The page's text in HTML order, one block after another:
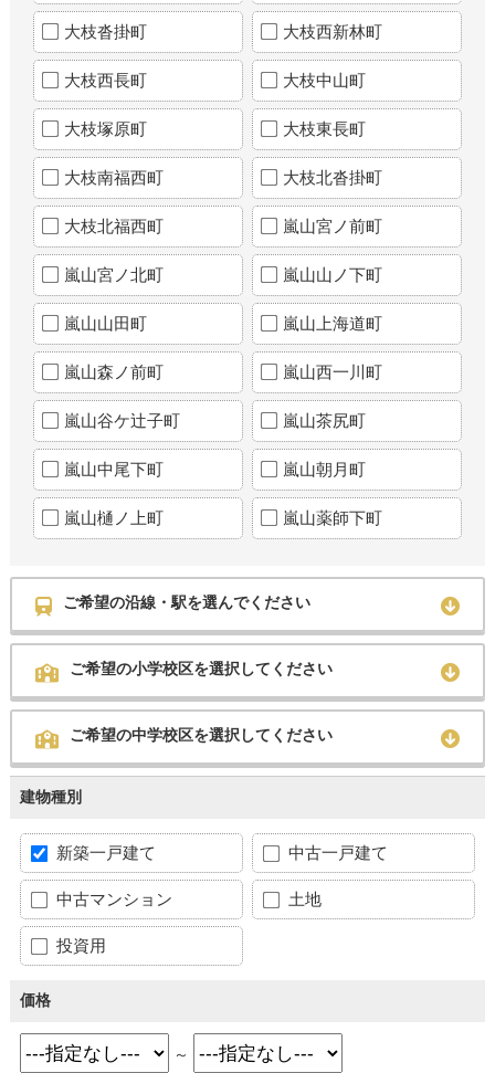
大枝沓掛町 大枝西新林町
大枝西長町 大枝中山町
大枝塚原町 大枝東長町
大枝南福西町 大枝北沓掛町
大枝北福西町 嵐山宮ノ前町
嵐山宮ノ北町 嵐山山ノ下町
嵐山山田町 嵐山上海道町
嵐山森ノ前町 嵐山西一川町
嵐山谷ケ辻子町 嵐山茶尻町
嵐山中尾下町 嵐山朝月町
嵐山樋ノ上町 嵐山薬師下町
ご希望の沿線・駅を選んでください
ご希望の小学校区を選択してください
ご希望の中学校区を選択してください
建物種別
新築一戸建て 中古一戸建て
中古マンション 土地
投資用
価格
～